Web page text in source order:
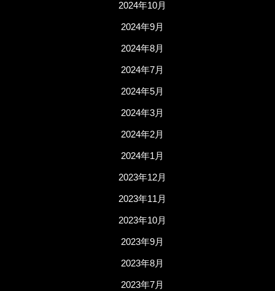
2024年10月
2024年9月
2024年8月
2024年7月
2024年5月
2024年3月
2024年2月
2024年1月
2023年12月
2023年11月
2023年10月
2023年9月
2023年8月
2023年7月